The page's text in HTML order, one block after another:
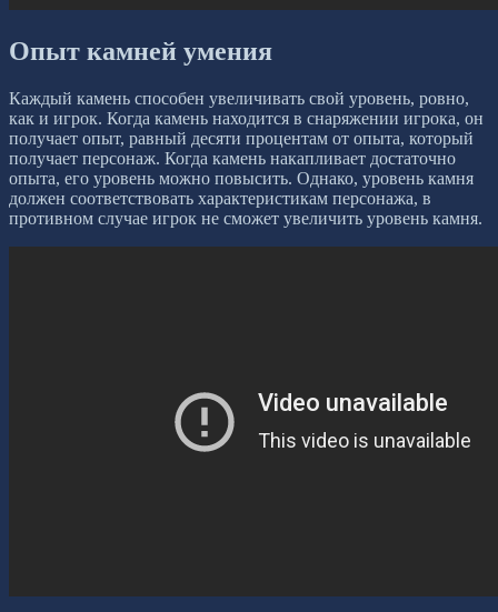
Опыт камней умения
Каждый камень способен увеличивать свой уровень, ровно,
как и игрок. Когда камень находится в снаряжении игрока, он
получает опыт, равный десяти процентам от опыта, который
получает персонаж. Когда камень накапливает достаточно
опыта, его уровень можно повысить. Однако, уровень камня
должен соответствовать характеристикам персонажа, в
противном случае игрок не сможет увеличить уровень камня.